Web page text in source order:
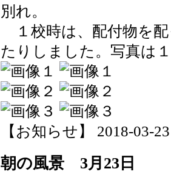
別れ。
１校時は、配付物を
たりしました。写真は
【お知らせ】 2018-03-
朝の風景 3月23日